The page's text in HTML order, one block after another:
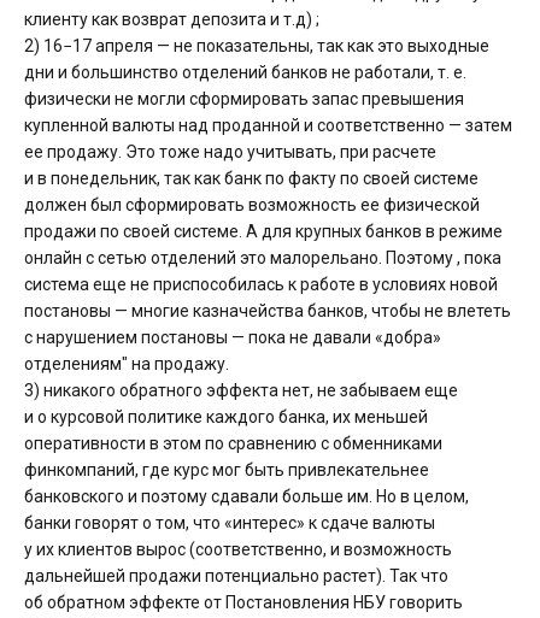
клиенту как возврат депозита и т.д) ;
2) 16−17 апреля — не показательны, так как это выходные
дни и большинство отделений банков не работали, т. е.
физически не могли сформировать запас превышения
купленной валюты над проданной и соответственно — затем
ее продажу. Это тоже надо учитывать, при расчете
и в понедельник, так как банк по факту по своей системе
должен был сформировать возможность ее физической
продажи по своей системе. А для крупных банков в режиме
онлайн с сетью отделений это малорельано. Поэтому , пока
система еще не приспособилась к работе в условиях новой
постановы — многие казначейства банков, чтобы не влететь
с нарушением постановы — пока не давали «добра»
отделениям" на продажу.
3) никакого обратного эффекта нет, не забываем еще
и о курсовой политике каждого банка, их меньшей
оперативности в этом по сравнению с обменниками
финкомпаний, где курс мог быть привлекательнее
банковского и поэтому сдавали больше им. Но в целом,
банки говорят о том, что «интерес» к сдаче валюты
у их клиентов вырос (соответственно, и возможность
дальнейшей продажи потенциально растет). Так что
об обратном эффекте от Постановления НБУ говорить